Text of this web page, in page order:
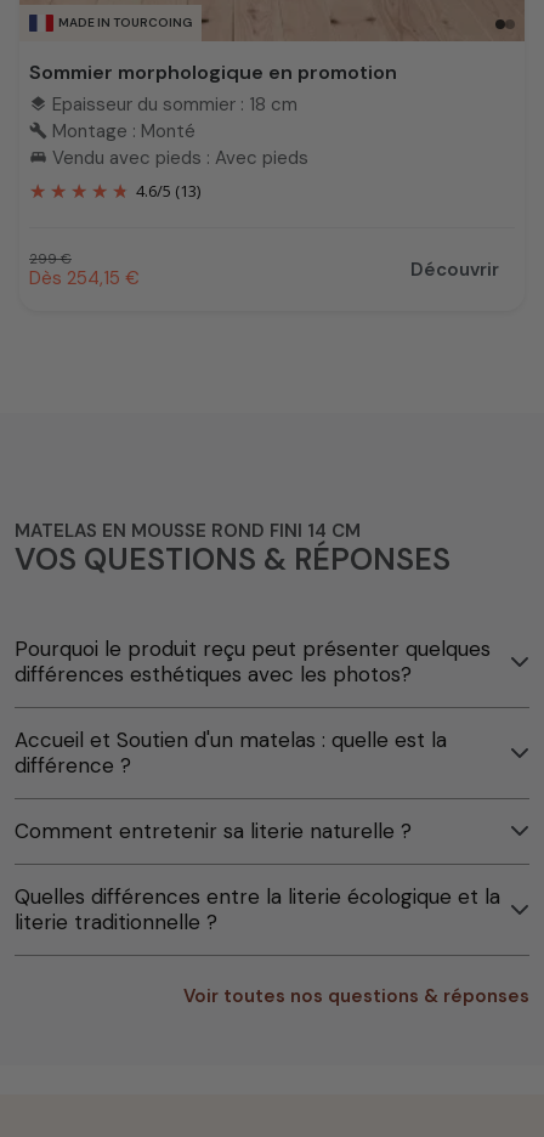
MADE IN TOURCOING
Sommier morphologique en promotion
layers Epaisseur du sommier : 18 cm
build Montage : Monté
king_bed Vendu avec pieds : Avec pieds
4.6/5 (13)
Prix habituel
299 €
Prix promotionnel
Dès 254,15 € Découvrir
MATELAS EN MOUSSE ROND FINI 14 CM
VOS QUESTIONS & RÉPONSES
Pourquoi le produit reçu peut présenter quelques
différences esthétiques avec les photos?
Accueil et Soutien d'un matelas : quelle est la
différence ?
Comment entretenir sa literie naturelle ?
Quelles différences entre la literie écologique et la
literie traditionnelle ?
Voir toutes nos questions & réponses